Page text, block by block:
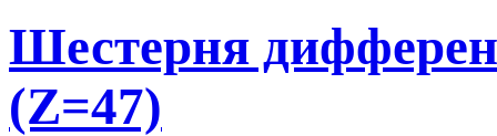
Шестерня
(Z=47)